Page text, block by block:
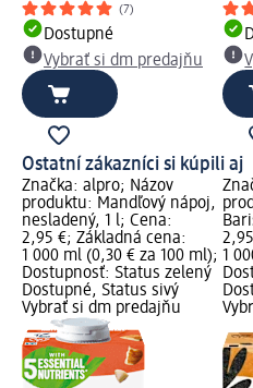
(7)
Dostupné
Vybrať si dm predajňu
Ostatní zákazníci si kúpili aj
Značka: alpro; Názov
produktu: Mandľový nápoj,
nesladený, 1 l; Cena:
2,95 €; Základná cena:
1 000 ml (0,30 € za 100 ml);
Dostupnosť: Status zelený
Dostupné, Status sivý
Vybrať si dm predajňu
1